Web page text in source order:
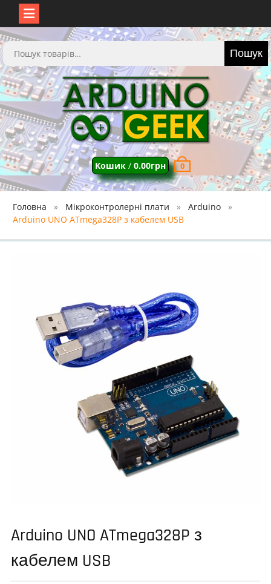
Перейти
до
вмісту
Шукати: Пошук
Кошик/ 0.00грн 0
Головна Мікроконтролерні плати
Arduino
Arduino UNO ATmega328P з кабелем USB
Arduino UNO ATmega328P з
кабелем USB